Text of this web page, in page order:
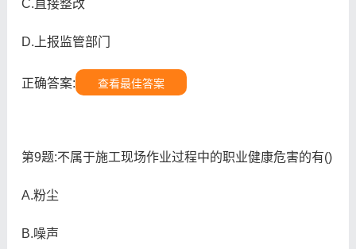
C.直接整改
D.上报监管部门
正确答案: 查看最佳答案
第9题:不属于施工现场作业过程中的职业健康危害的有()
A.粉尘
B.噪声